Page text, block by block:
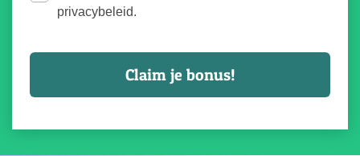
privacybeleid.